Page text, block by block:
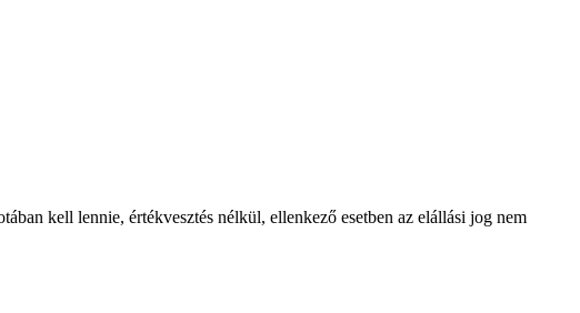
kell lennie, értékvesztés nélkül, ellenkező esetben az elállási jog nem